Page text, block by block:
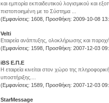
και εμπορία εκπαιδευτικού λογισμικού και
πιστοποιημένη με το Σύστημα ...
(Εμφανίσεις: 1608, Προσθήκη: 2009-10-08
Velti
Εταιρεία ανάπτυξης, ολοκλήρωσης και
(Εμφανίσεις: 1598, Προσθήκη: 2007-12-03
iBS Ε.Π.Ε
H εταιρεία κινείται στον χώρο της
υποστήριξης....
(Εμφανίσεις: 1589, Προσθήκη: 2007-12-03
StarMessage